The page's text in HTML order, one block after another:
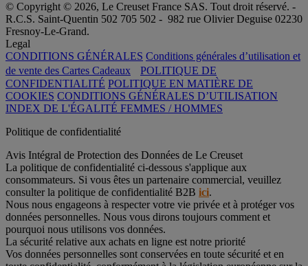
© Copyright © 2026, Le Creuset France SAS. Tout droit réservé. -
R.C.S. Saint-Quentin 502 705 502 - 982 rue Olivier Deguise 02230
Fresnoy-Le-Grand.
Legal
CONDITIONS GÉNÉRALES Conditions générales d’utilisation et
de vente des Cartes Cadeaux
POLITIQUE DE
CONFIDENTIALITÉ POLITIQUE EN MATIÈRE DE
COOKIES CONDITIONS GÉNÉRALES D’UTILISATION
INDEX DE L'ÉGALITÉ FEMMES / HOMMES
Politique de confidentialité
Avis Intégral de Protection des Données de Le Creuset
La politique de confidentialité ci-dessous s'applique aux
consommateurs. Si vous êtes un partenaire commercial, veuillez
consulter la politique de confidentialité B2B ici.
Nous nous engageons à respecter votre vie privée et à protéger vos
données personnelles. Nous vous dirons toujours comment et
pourquoi nous utilisons vos données.
La sécurité relative aux achats en ligne est notre priorité
Vos données personnelles sont conservées en toute sécurité et en